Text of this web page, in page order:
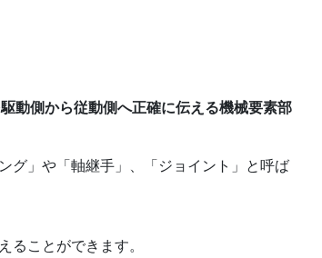
動側から従動側へ正確に伝える機械要素部
グ」や「軸継手」、「ジョイント」と呼ば
ることができます。